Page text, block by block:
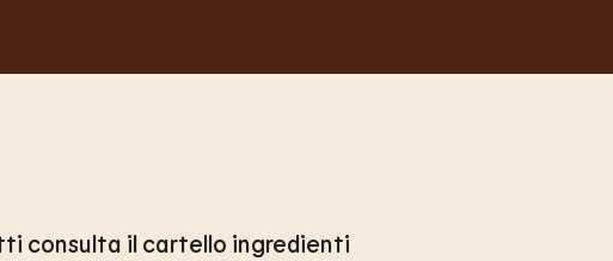
consulta il cartello ingredienti